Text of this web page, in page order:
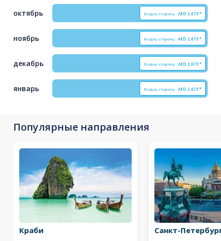
октябрь В одну сторону AED 2,673*
ноябрь В одну сторону AED 2,673*
декабрь В одну сторону AED 2,673*
январь В одну сторону AED 2,673*
Популярные направления
Краби Санкт-